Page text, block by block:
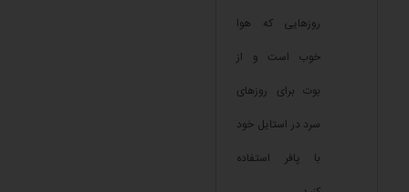
روزهایی که هوا
خوب است و از
بوت برای روزهای
سرد در استایل خود
با پافر استفاده